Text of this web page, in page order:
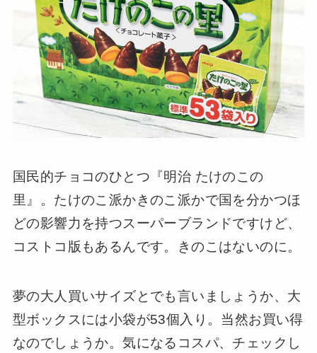
国民的チョコのひとつ『明治 たけのこの
里』。たけのこ派かきのこ派かで国を分かつほ
どの影響力を持つスーパーブランドですけど、
コストコ版もあるんです。きのこはないのに。
夢の大人買いサイズとでも言いましょうか、大
型ボックスには小袋が53個入り。当然お買い得
なのでしょうか。気になるコスパ、チェックし